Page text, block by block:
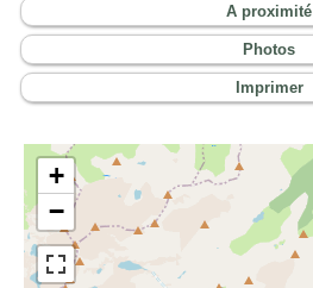
A proximité
Photos
Imprimer
+
−